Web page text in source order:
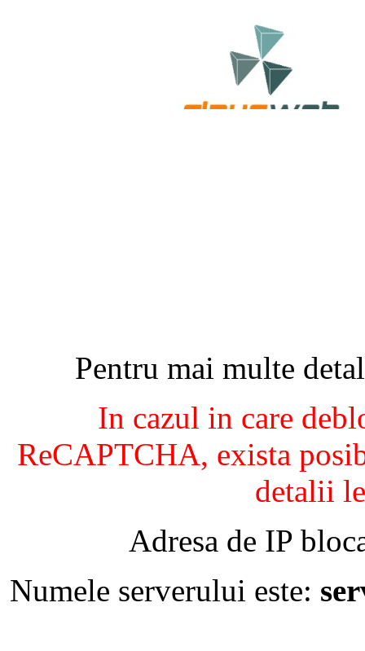
Pentru mai multe
In cazul in care
ReCAPTCHA, exista
detalii
Adresa de IP
Numele serverului este: